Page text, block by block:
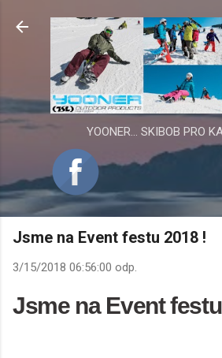
Přeskočit na hlavní
YOONER... SKIBOB PRO
Jsme na Event festu 2018 !
3/15/2018 06:56:00 odp.
Jsme na Event